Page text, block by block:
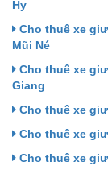
Hy
Cho thuê xe
Mũi Né
Cho thuê xe
Giang
Cho thuê xe
Cho thuê xe
Cho thuê xe